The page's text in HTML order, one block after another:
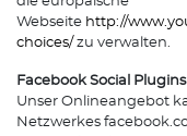
Webseite http://
choices/ zu verwalten.
Facebook Social Plugins
Unser Onlineangebot
Netzwerkes